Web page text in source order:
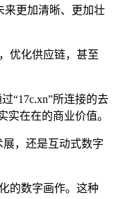
来更加清晰、更加壮
优化供应链，甚至
“17c.xn”所连接的去
在在的商业价值。
，还是互动式数字
的数字画作。这种